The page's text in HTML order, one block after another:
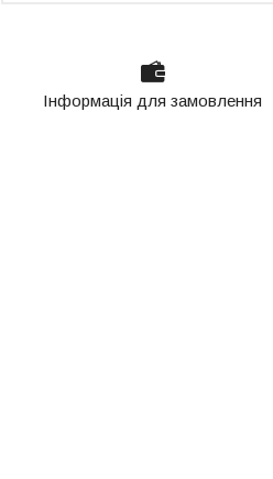
Інформація для замовлення